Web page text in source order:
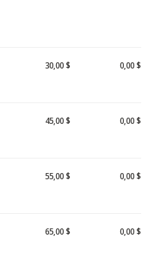
30,00 $ 0,00 $
45,00 $ 0,00 $
55,00 $ 0,00 $
65,00 $ 0,00 $